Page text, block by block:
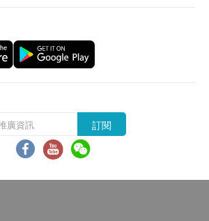
意事項：報告講解一般是由體檢前
負責。需要英文講解報告的客人，
時提出需求，以便深圳新風和睦家
限制，通常健康管理評估在當天上午
有必要的額外評估或專家問診可能需
訂閱